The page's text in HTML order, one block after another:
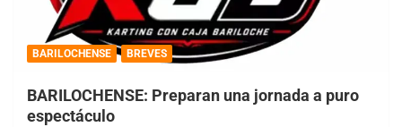
BARILOCHENSE BREVES
BARILOCHENSE: Preparan una jornada a puro
espectáculo